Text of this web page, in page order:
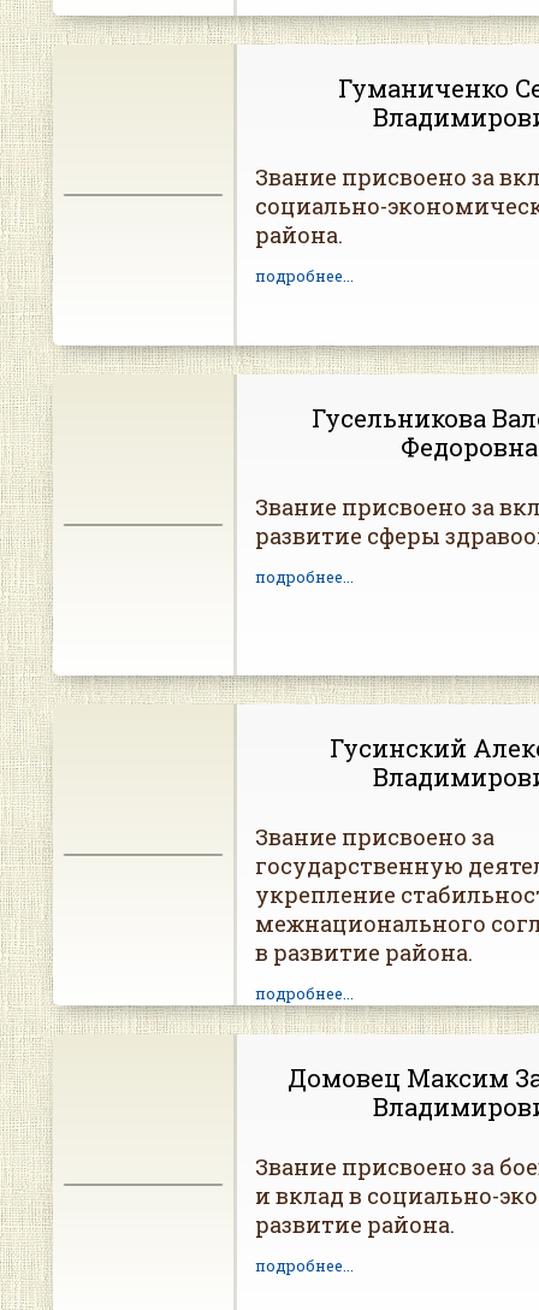
Гуманиченко
Звание присвоено за
социально-
района.
подробнее...
Гусельникова
Федоровна
Звание присвоено за
развитие сферы
подробнее...
Гусинский
Звание присвоено за
государственную
укрепление
межнационального
в развитие района.
подробнее...
Домовец Максим
Звание присвоено за
и вклад в социально-
развитие района.
подробнее...